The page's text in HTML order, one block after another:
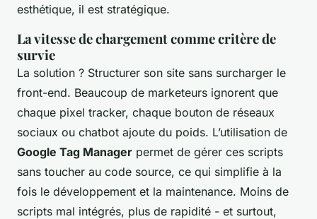
esthétique, il est stratégique.
La vitesse de chargement comme critère de
survie
La solution ? Structurer son site sans surcharger le
front-end. Beaucoup de marketeurs ignorent que
chaque pixel tracker, chaque bouton de réseaux
sociaux ou chatbot ajoute du poids. L’utilisation de
Google Tag Manager permet de gérer ces scripts
sans toucher au code source, ce qui simplifie à la
fois le développement et la maintenance. Moins de
scripts mal intégrés, plus de rapidité - et surtout,